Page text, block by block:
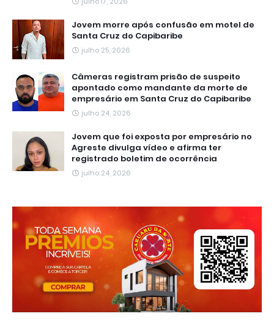
Jovem morre após confusão em motel de
Santa Cruz do Capibaribe
julho 25, 2026
Câmeras registram prisão de suspeito
apontado como mandante da morte de
empresário em Santa Cruz do Capibaribe
julho 24, 2026
Jovem que foi exposta por empresário no
Agreste divulga vídeo e afirma ter
registrado boletim de ocorrência
julho 24, 2026